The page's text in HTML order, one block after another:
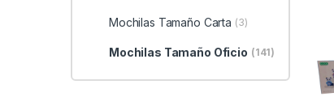
Mochilas Tamaño Carta (3)
Mochilas Tamaño Oficio (141)